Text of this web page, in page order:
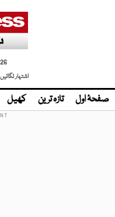
اشتہار لگائیں |
صفحۂ اول تازہ ترین کھیل